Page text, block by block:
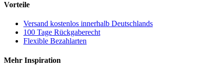
Vorteile
Versand kostenlos innerhalb Deutschlands
100 Tage Rückgaberecht
Flexible Bezahlarten
Mehr Inspiration